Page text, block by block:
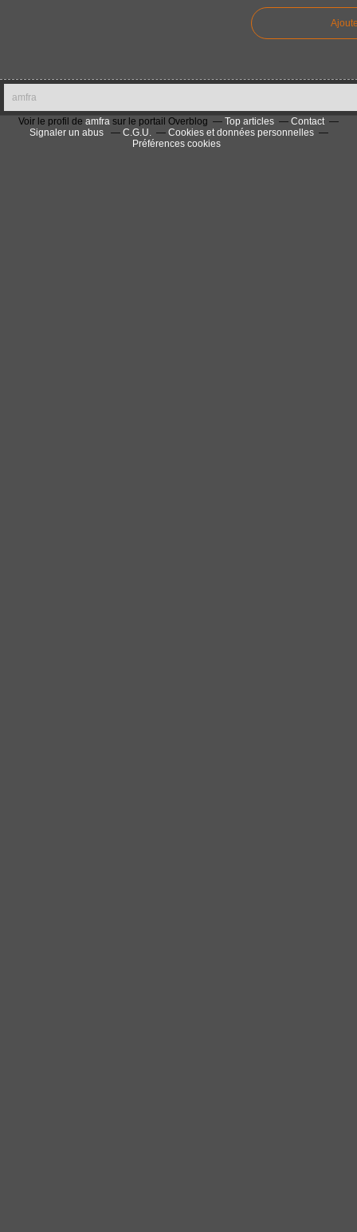
amfra
Voir le profil de amfra sur le portail Overblog Top articles
Contact
Signaler un abus
C.G.U.
Cookies et données personnelles
Préférences cookies